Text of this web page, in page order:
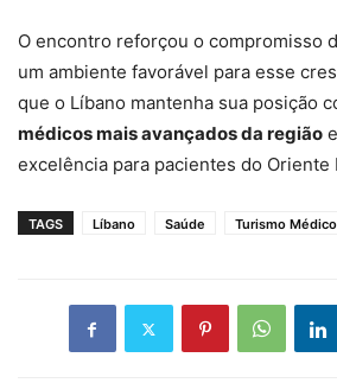
O encontro reforçou o compromisso
um ambiente favorável para esse
que o Líbano mantenha sua posição
médicos mais avançados da região
excelência para pacientes do Oriente
TAGS Líbano Saúde Turismo Médico